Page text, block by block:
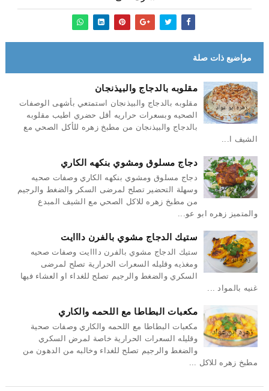
مواضيع ذات صلة
مقلوبه بالدجاج والبيذنجان
مقلوبه بالدجاج والبيذنجان استمتعي بأشهى الوصفات
الصحيه وبسعرات حراريه أقل حضري اطيب مقلوبه
بالدجاج والبيذنجان من مطبخ زهره للأكل الصحي مع
الشيف ا...
دجاج مسلوق ومشوي بنكهه الكاري
دجاج مسلوق ومشوي بنكهه الكاري وصفات صحيه
وسهلة التحضير تصلح لمرضى السكر والضغط والرجيم
من مطبخ زهره للاكل الصحي مع الشيف المبدع
والمتميز زهره ابو عو...
ستيك الدجاج مشوي بالفرن دااايت
ستيك الدجاج مشوي بالفرن دااايت وصفات صحيه
ومغذيه وقليله السعرات الحرارية تصلح لمرضى
السكري والضغط والرجيم تصلح للغداء او العشاء فيها
غنيه بالمواد ...
مكعبات البطاطا مع اللحمه والكاري
مكعبات البطاطا مع اللحمه والكاري وصفات صحية
وقليله السعرات الحرارية خاصة لمرض السكري
والضغط والرجيم تصلح للغداء وخالبه من الدهون من
مطبخ زهره للاكل ...